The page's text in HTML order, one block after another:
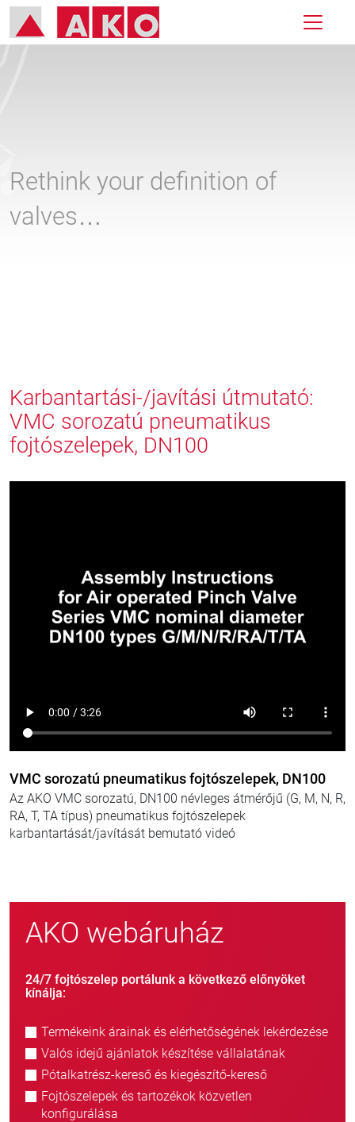
Rethink your definition of
valves…
Karbantartási-/javítási útmutató:
VMC sorozatú pneumatikus
fojtószelepek, DN100
VMC sorozatú pneumatikus fojtószelepek, DN100
Az AKO VMC sorozatú, DN100 névleges átmérőjű (G, M, N, R,
RA, T, TA típus) pneumatikus fojtószelepek
karbantartását/javítását bemutató videó
AKO webáruház
24/7 fojtószelep portálunk a következő előnyöket
kínálja:
Termékeink árainak és elérhetőségének lekérdezése
Valós idejű ajánlatok készítése vállalatának
Pótalkatrész-kereső és kiegészítő-kereső
Fojtószelepek és tartozékok közvetlen
konfigurálása